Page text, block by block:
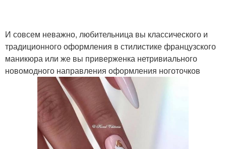
И совсем неважно, любительница вы классического и
традиционного оформления в стилистике французского
маникюра или же вы приверженка нетривиального
новомодного направления оформления ноготочков